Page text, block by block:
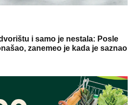
i samo je nestala: Posle
zanemeo je kada je saznao